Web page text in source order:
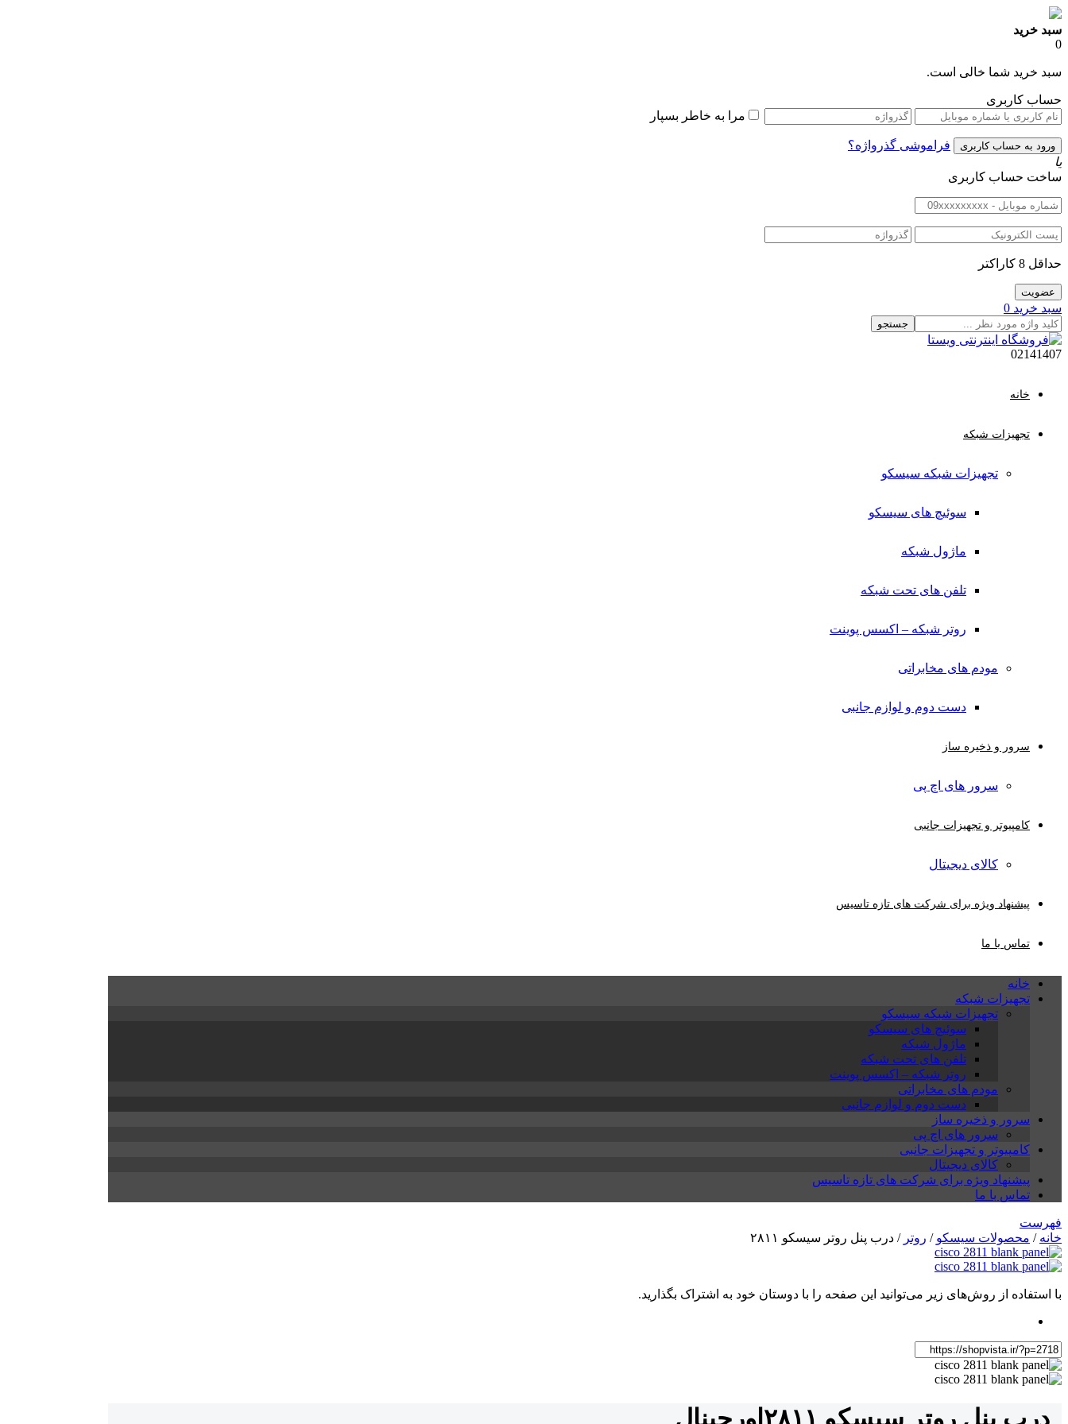
سبد خرید
0
سبد خرید شما خالی است.
حساب کاربری
مرا به خاطر بسپار
فراموشی گذرواژه؟
یا
ساخت حساب کاربری
حداقل 8 کاراکتر
سبد خرید 0
جستجو
02141407
خانه
تجهیزات شبکه
تجهیزات شبکه سیسکو
سوئیچ های سیسکو
ماژول شبکه
تلفن های تحت شبکه
روتر شبکه – اکسس پوینت
مودم های مخابراتی
دست دوم و لوازم جانبی
سرور و ذخیره ساز
سرور های اچ پی
کامپیوتر و تجهیزات جانبی
کالای دیجیتال
پیشنهاد ویژه برای شرکت های تازه تاسیس
تماس با ما
خانه
تجهیزات شبکه
تجهیزات شبکه سیسکو
سوئیچ های سیسکو
ماژول شبکه
تلفن های تحت شبکه
روتر شبکه – اکسس پوینت
مودم های مخابراتی
دست دوم و لوازم جانبی
سرور و ذخیره ساز
سرور های اچ پی
کامپیوتر و تجهیزات جانبی
کالای دیجیتال
پیشنهاد ویژه برای شرکت های تازه تاسیس
تماس با ما
فهرست
خانه / محصولات سیسکو / روتر / درب پنل روتر سیسکو ۲۸۱۱
با استفاده از روش‌های زیر می‌توانید این صفحه را با دوستان خود به اشتراک بگذارید.